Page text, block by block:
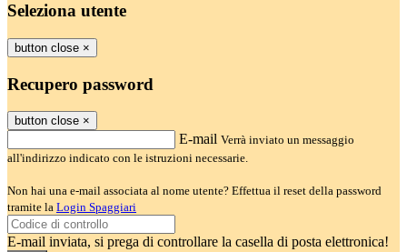
Seleziona utente
button close ×
Recupero password
button close ×
E-mail Verrà inviato un messaggio
all'indirizzo indicato con le istruzioni necessarie.
Non hai una e-mail associata al nome utente? Effettua il reset della password
tramite la Login Spaggiari
E-mail inviata, si prega di controllare la casella di posta elettronica!